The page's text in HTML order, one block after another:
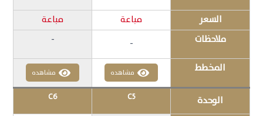
السعر مباعة
مباعة
ملاحظات
-
-
المخطط مشاهده مشاهده
الوحدة C5
C6